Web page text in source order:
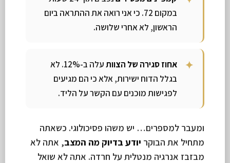
במקום 72. כי אני רואה את ההתראה ביום
הראשון, לא אחרי שלושה.
אחוז סגירה של הצוות
עלה ב-12%. לא
בגלל הדוח ישירות, אלא כי הם מגיעים
לפגישות מוכנים עם הקשר על הליד.
ומעבר למספרים… יש משהו פסיכולוגי. כשאתה
מתחיל את הבוקר יודע בדיוק מה המצב, אתה לא
מבזבז אנרגיה מנטלית על חרדה. אתה לא שואל